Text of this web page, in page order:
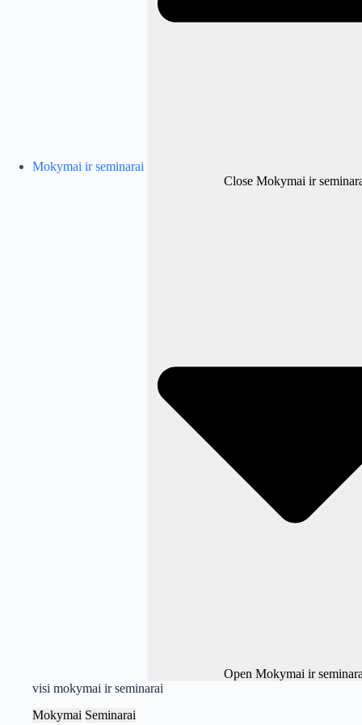
Mokymai ir seminarai
Close Mokymai ir
Open Mokymai ir
visi mokymai ir seminarai
Mokymai Seminarai